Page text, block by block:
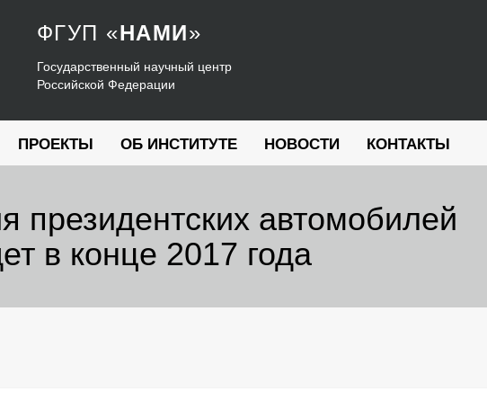
ФГУП «НАМИ»
Государственный научный центр
Российской Федерации
ПРОЕКТЫ ОБ ИНСТИТУТЕ НОВОСТИ КОНТАКТЫ
президентских автомобилей
в конце 2017 года